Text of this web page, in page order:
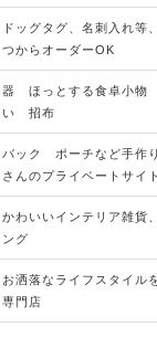
ドッグタグ、名刺入れ等
つからオーダーOK
器 ほっとする食卓小物
い 招布
バック ポーチなど手作
さんのプライベートサイト
かわいいインテリア雑貨
ング
お洒落なライフスタイル
専門店